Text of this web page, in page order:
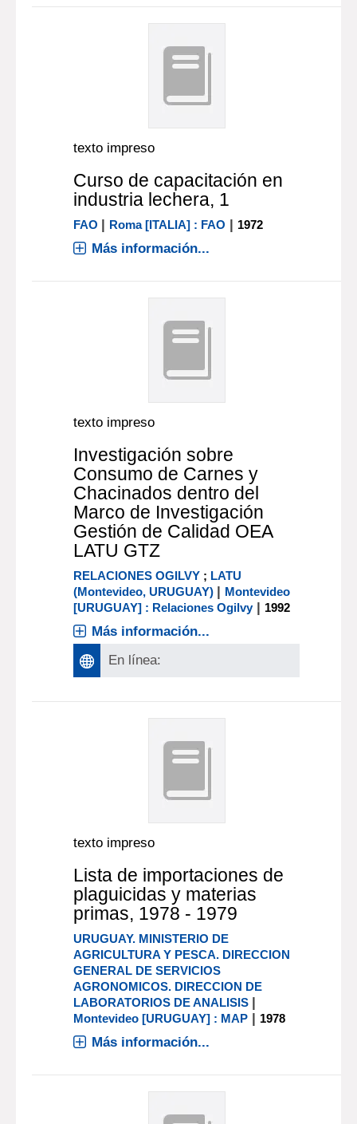
texto impreso
Curso de capacitación en
industria lechera, 1
FAO | Roma [ITALIA] : FAO | 1972
Más información...
texto impreso
Investigación sobre
Consumo de Carnes y
Chacinados dentro del
Marco de Investigación
Gestión de Calidad OEA
LATU GTZ
RELACIONES OGILVY ; LATU
(Montevideo, URUGUAY) | Montevideo
[URUGUAY] : Relaciones Ogilvy| 1992
Más información...
En línea:
texto impreso
Lista de importaciones de
plaguicidas y materias
primas, 1978 - 1979
URUGUAY. MINISTERIO DE
AGRICULTURA Y PESCA. DIRECCION
GENERAL DE SERVICIOS
AGRONOMICOS. DIRECCION DE
LABORATORIOS DE ANALISIS |
Montevideo [URUGUAY] : MAP | 1978
Más información...